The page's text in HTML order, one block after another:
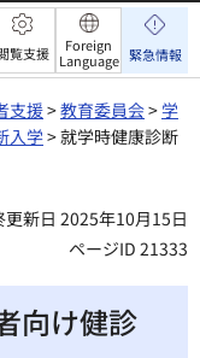
覧支援
Foreign
Language 緊急情報
支援>教育委員会>学
入学> 就学時健康診断
更新日 2025年10月15日
ページID 21333
向け健診